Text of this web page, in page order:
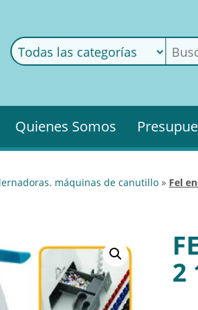
Quienes Somos
máquinas de canutillo » fel
2